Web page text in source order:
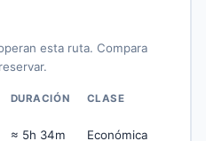
esta ruta. Compara
DURACIÓN CLASE
≈ 5h 34m Económica